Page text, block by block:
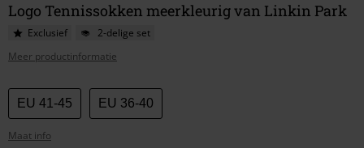
Logo Tennissokken meerkleurig van Linkin Park
Exclusief
2-delige set
Meer productinformatie
Kies
je
maat
EU 41-45 EU 36-40
Maat info